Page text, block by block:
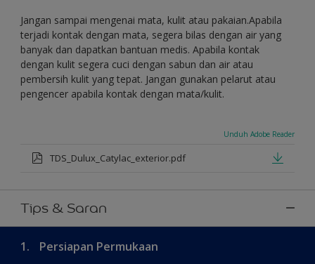
Jangan sampai mengenai mata, kulit atau pakaian.Apabila
terjadi kontak dengan mata, segera bilas dengan air yang
banyak dan dapatkan bantuan medis. Apabila kontak
dengan kulit segera cuci dengan sabun dan air atau
pembersih kulit yang tepat. Jangan gunakan pelarut atau
pengencer apabila kontak dengan mata/kulit.
Unduh Adobe Reader
TDS_Dulux_Catylac_exterior.pdf
Tips & Saran
1. Persiapan Permukaan